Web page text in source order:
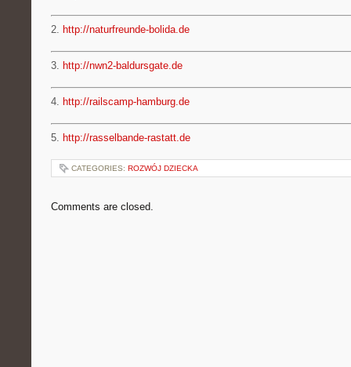
2. http://naturfreunde-bolida.de
3. http://nwn2-baldursgate.de
4. http://railscamp-hamburg.de
5. http://rasselbande-rastatt.de
CATEGORIES: ROZWÓJ DZIECKA
Comments are closed.